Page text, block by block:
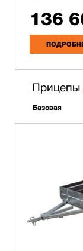
136
Прицепы
Базовая